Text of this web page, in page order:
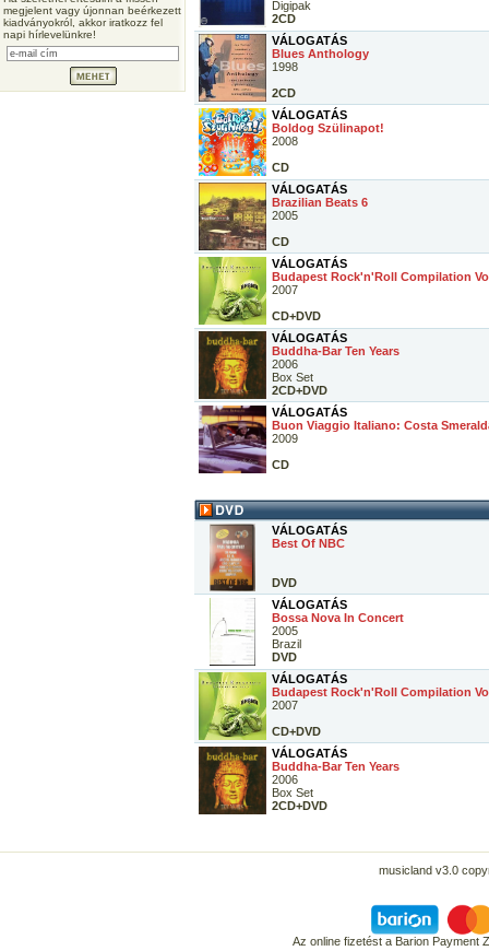
megjelent vagy újonnan beérkezett
kiadványokról, akkor iratkozz fel
napi hírlevelünkre!
Digipak
2CD
VÁLOGATÁS
Blues Anthology
1998
2CD
VÁLOGATÁS
Boldog Szülinapot!
2008
CD
VÁLOGATÁS
Brazilian Beats 6
2005
CD
VÁLOGATÁS
Budapest Rock'n'Roll Compilation
2007
CD+DVD
VÁLOGATÁS
Buddha-Bar Ten Years
2006
Box Set
2CD+DVD
VÁLOGATÁS
Buon Viaggio Italiano: Costa
2009
CD
VÁLOGATÁS
Best Of NBC
DVD
VÁLOGATÁS
Bossa Nova In Concert
2005
Brazil
DVD
VÁLOGATÁS
Budapest Rock'n'Roll Compilation
2007
CD+DVD
VÁLOGATÁS
Buddha-Bar Ten Years
2006
Box Set
2CD+DVD
musicland v3.0
Az online fizetést a Barion Payment